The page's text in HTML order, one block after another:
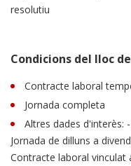
resolutiu
Condicions del lloc
Contracte laboral
Jornada completa
Altres dades d'interès:
Jornada de dilluns a
Contracte laboral vinculat